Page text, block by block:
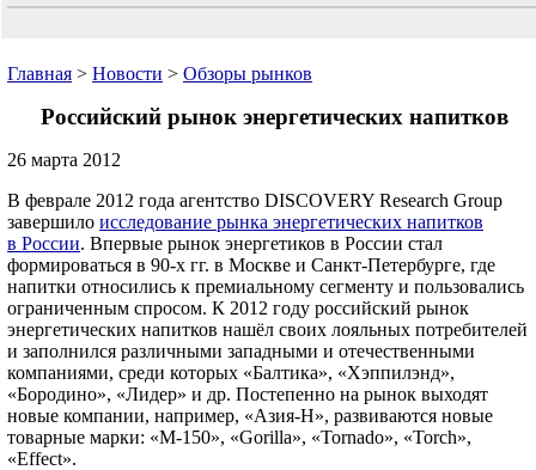
Главная > Новости > Обзоры рынков
Российский рынок энергетических напитков
26 марта 2012
В феврале 2012 года агентство DISCOVERY Research Group
завершило исследование рынка энергетических напитков
в России. Впервые рынок энергетиков в России стал
формироваться в 90-х гг. в Москве и Санкт-Петербурге, где
напитки относились к премиальному сегменту и пользовались
ограниченным спросом. К 2012 году российский рынок
энергетических напитков нашёл своих лояльных потребителей
и заполнился различными западными и отечественными
компаниями, среди которых «Балтика», «Хэппилэнд»,
«Бородино», «Лидер» и др. Постепенно на рынок выходят
новые компании, например, «Азия-Н», развиваются новые
товарные марки: «M-150», «Gorilla», «Tornado», «Torch»,
«Effect».